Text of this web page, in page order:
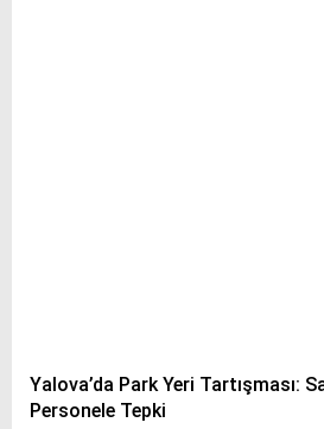
Yalova’da Park Yeri Tartışması:
Personele Tepki